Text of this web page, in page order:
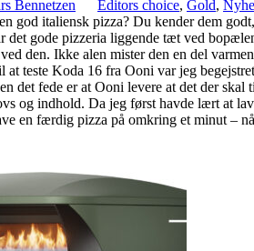
Bennetzen Editors choice, Gold,
god italiensk pizza? Du kender dem
det gode pizzeria liggende tæt ved
den. Ikke alen mister den en del
teste Koda 16 fra Ooni var jeg
det fede er at Ooni levere at det der
og indhold. Da jeg først havde lært at
en færdig pizza på omkring et minut –